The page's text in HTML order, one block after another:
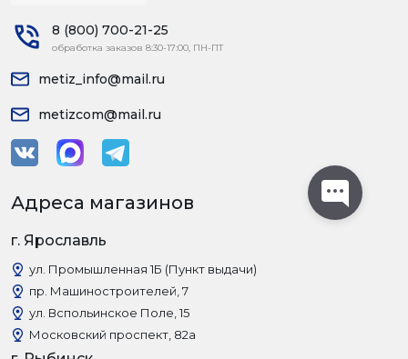
8 (800) 700-21-25
обработка заказов 8:30-17:00, ПН-ПТ
metiz_info@mail.ru
metizcom@mail.ru
Адреса магазинов
г. Ярославль
ул. Промышленная 1Б (Пункт выдачи)
пр. Машиностроителей, 7
ул. Вспольинское Поле, 15
Московский проспект, 82а